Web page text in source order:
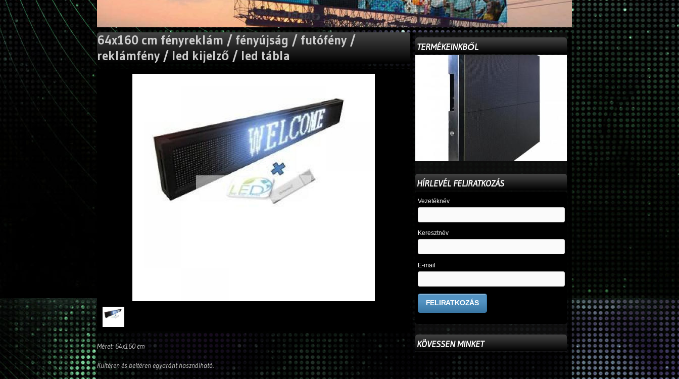
64x160 cm fényreklám / fényújság / futófény /
reklámfény / led kijelző / led tábla
Méret: 64x160 cm
Kültéren és beltéren egyaránt használható.
TERMÉKEINKBŐL
HÍRLEVÉL FELIRATKOZÁS
Vezetéknév
Keresztnév
E-mail
KÖVESSEN MINKET